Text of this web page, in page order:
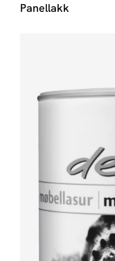
Panellakk